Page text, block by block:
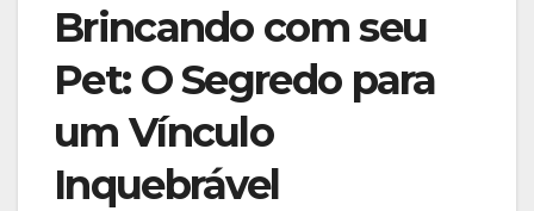
Brincando com seu
Pet: O Segredo para
um Vínculo
Inquebrável